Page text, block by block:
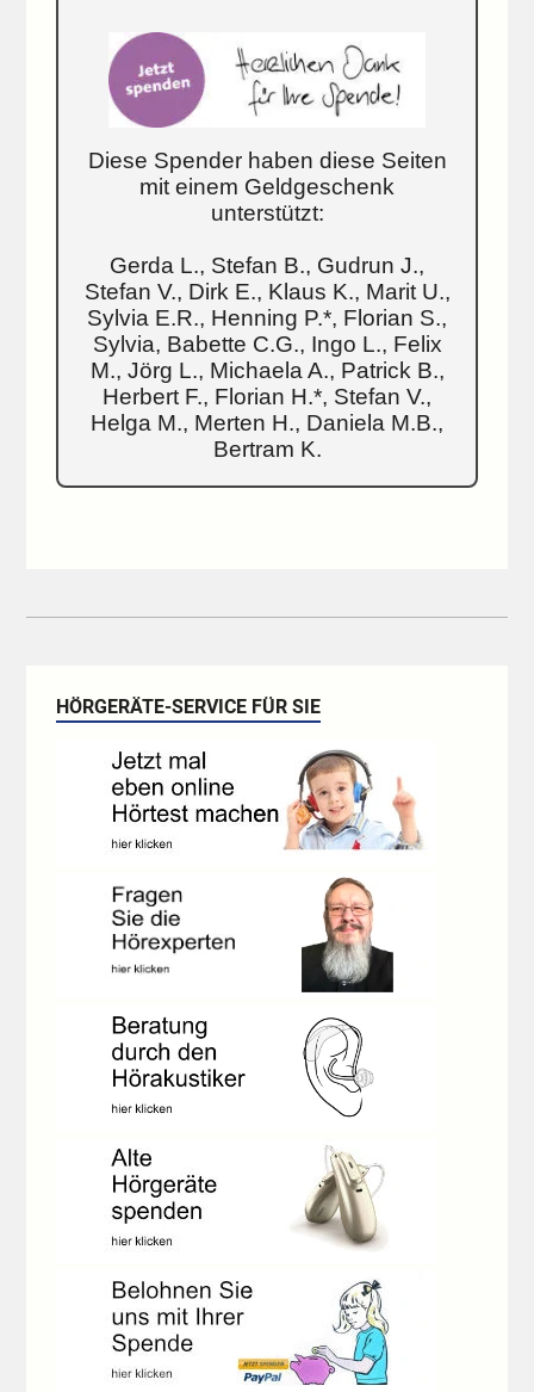
Diese Spender haben diese Seiten
mit einem Geldgeschenk
unterstützt:
Gerda L., Stefan B., Gudrun J.,
Stefan V., Dirk E., Klaus K., Marit U.,
Sylvia E.R., Henning P.*, Florian S.,
Sylvia, Babette C.G., Ingo L., Felix
M., Jörg L., Michaela A., Patrick B.,
Herbert F., Florian H.*, Stefan V.,
Helga M., Merten H., Daniela M.B.,
Bertram K.
HÖRGERÄTE-SERVICE FÜR SIE